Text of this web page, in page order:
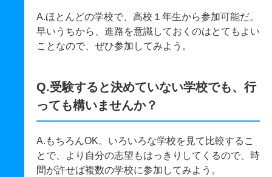
A.ほとんどの学校で、高校１年生から参加可能だ。
早いうちから、進路を意識しておくのはとてもよい
ことなので、ぜひ参加してみよう。
Q.受験すると決めていない学校でも、行
っても構いませんか？
A.もちろんOK。いろいろな学校を見て比較するこ
とで、より自分の志望もはっきりしてくるので、時
間が許せば複数の学校に参加してみよう。